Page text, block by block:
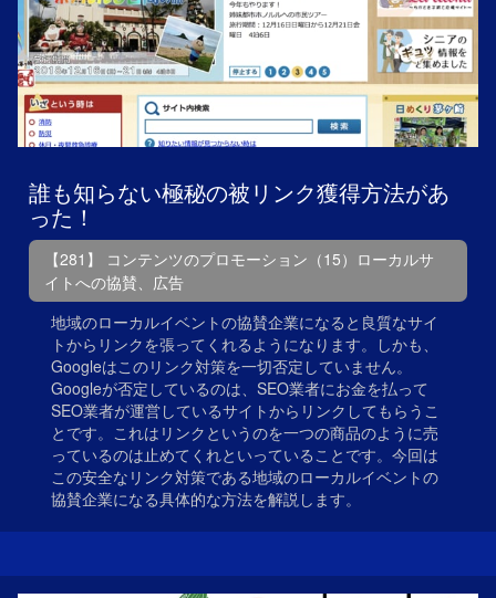
誰も知らない極秘の被リンク獲得方法があ
った！
【281】 コンテンツのプロモーション（15）ローカルサ
イトへの協賛、広告
地域のローカルイベントの協賛企業になると良質なサイ
トからリンクを張ってくれるようになります。しかも、
Googleはこのリンク対策を一切否定していません。
Googleが否定しているのは、SEO業者にお金を払って
SEO業者が運営しているサイトからリンクしてもらうこ
とです。これはリンクというのを一つの商品のように売
っているのは止めてくれといっていることです。今回は
この安全なリンク対策である地域のローカルイベントの
協賛企業になる具体的な方法を解説します。